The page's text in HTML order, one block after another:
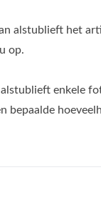
alstublieft het
op.
enkele
bepaalde